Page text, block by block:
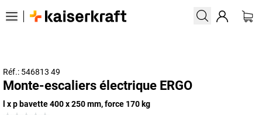
Réf.: 546813 49
Monte-escaliers électrique ERGO
l x p bavette 400 x 250 mm, force 170 kg